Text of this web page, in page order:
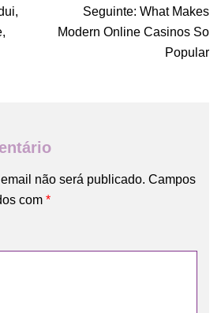
Seguinte: What Makes
Modern Online Casinos So
Popular
não será publicado. Campos
com *